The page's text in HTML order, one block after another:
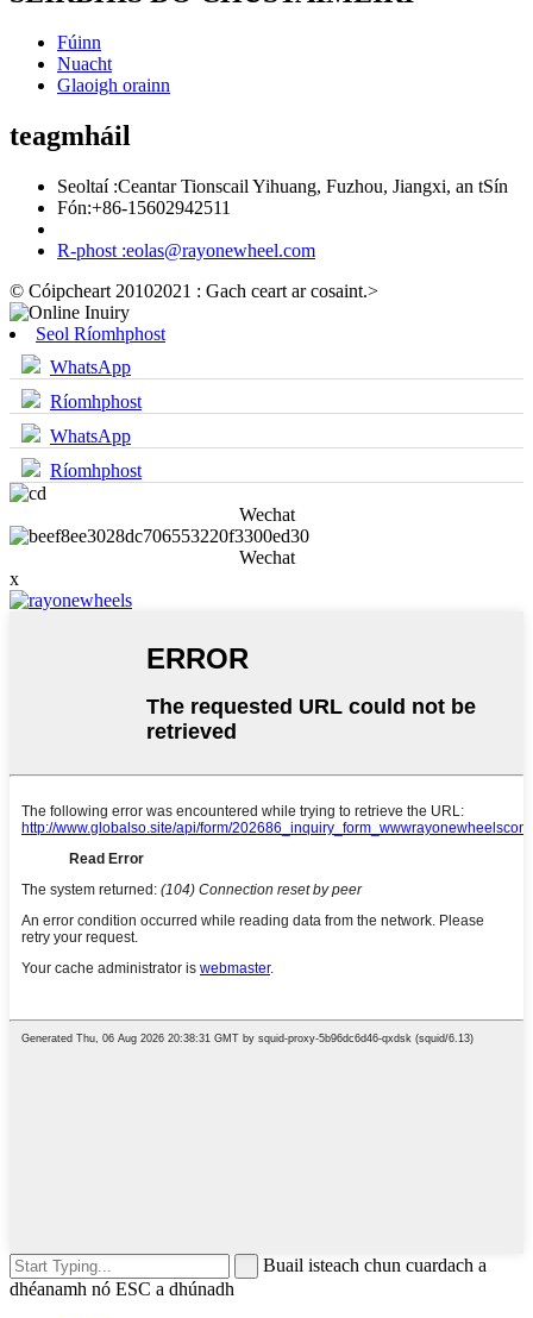
Fúinn
Nuacht
Glaoigh orainn
teagmháil
Seoltaí :Ceantar Tionscail Yihuang, Fuzhou, Jiangxi, an tSín
Fón:+86-15602942511
R-phost :eolas@rayonewheel.com
© Cóipcheart 20102021 : Gach ceart ar cosaint.>
Seol Ríomhphost
WhatsApp
Ríomhphost
WhatsApp
Ríomhphost
Wechat
Wechat
x
Buail isteach chun cuardach a
dhéanamh nó ESC a dhúnadh